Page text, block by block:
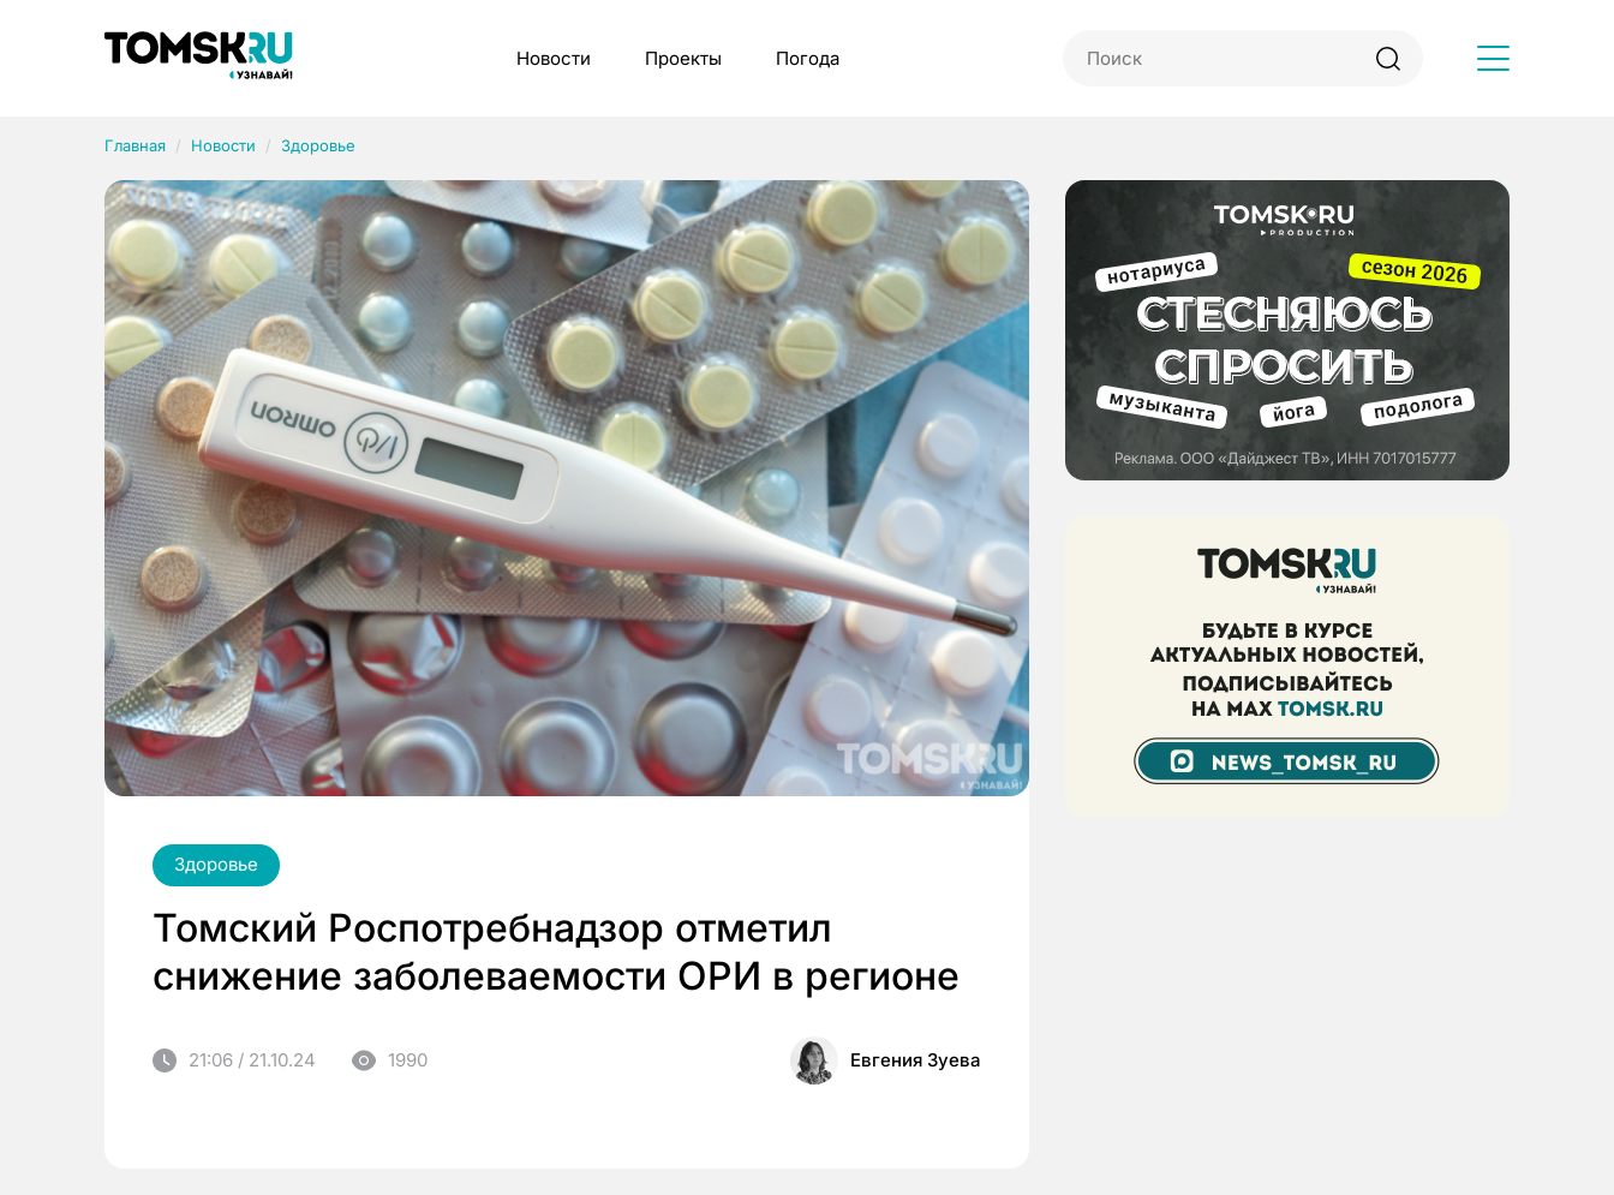
Новости Проекты Погода
Главная Новости Здоровье
Здоровье
Томский Роспотребнадзор отметил
снижение заболеваемости ОРИ в регионе
21:06 / 21.10.24 1990 Евгения Зуева
Рубрики